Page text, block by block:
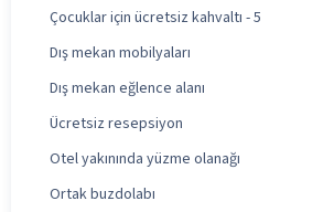
Çocuklar için ücretsiz kahvaltı - 5
Dış mekan mobilyaları
Dış mekan eğlence alanı
Ücretsiz resepsiyon
Otel yakınında yüzme olanağı
Ortak buzdolabı